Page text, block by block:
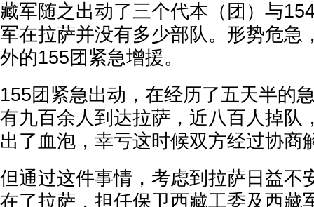
藏军随之出动了三个代本（团）与
军在拉萨并没有多少部队。形势危急
外的155团紧急增援。
155团紧急出动，在经历了五天半的
有九百余人到达拉萨，近八百人掉队
出了血泡，幸亏这时候双方经过协商
但通过这件事情，考虑到拉萨日益不
在了拉萨，担任保卫西藏工委及西藏